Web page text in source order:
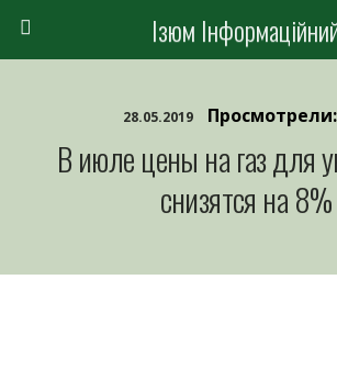
Ізюм
28.05.2019 Просмотрели:
В июле цены на газ для
снизятся на 8%